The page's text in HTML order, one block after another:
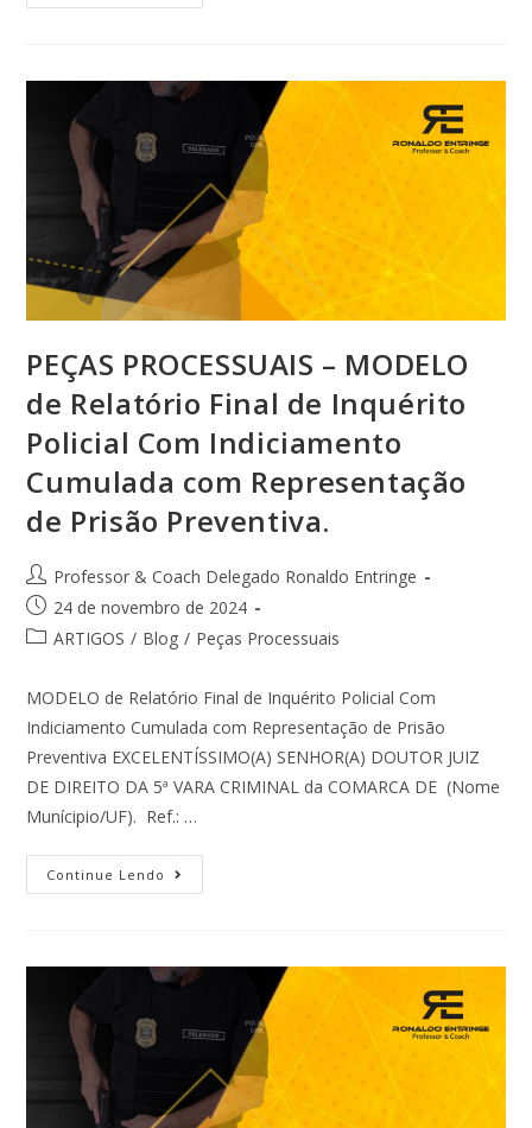
PEÇAS PROCESSUAIS – MODELO
de Relatório Final de Inquérito
Policial Com Indiciamento
Cumulada com Representação
de Prisão Preventiva.
Professor & Coach Delegado Ronaldo Entringe
24 de novembro de 2024
ARTIGOS / Blog / Peças Processuais
MODELO de Relatório Final de Inquérito Policial Com
Indiciamento Cumulada com Representação de Prisão
Preventiva EXCELENTÍSSIMO(A) SENHOR(A) DOUTOR JUIZ
DE DIREITO DA 5ª VARA CRIMINAL da COMARCA DE (Nome
Munícipio/UF). Ref.: …
Continue Lendo